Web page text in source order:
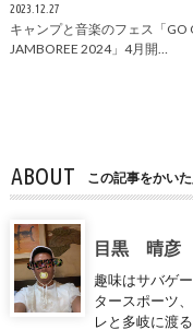
2023.12.27
キャンプと音楽のフェス「GO
JAMBOREE 2024」4月開…
ABOUT この記事をかいた
目黒 晴彦
趣味はサバゲ
タースポーツ
レと多岐に渡